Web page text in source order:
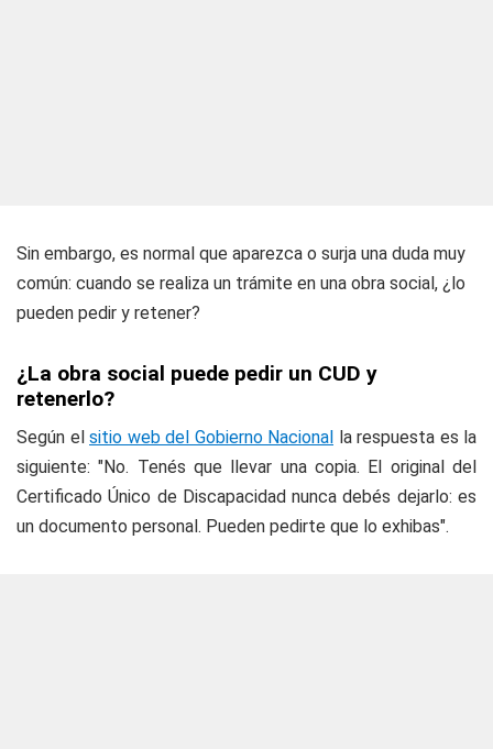
Sin embargo, es normal que aparezca o surja una duda muy
común: cuando se realiza un trámite en una obra social, ¿lo
pueden pedir y retener?
¿La obra social puede pedir un CUD y
retenerlo?
Según el sitio web del Gobierno Nacional la respuesta es la
siguiente: "No. Tenés que llevar una copia. El original del
Certificado Único de Discapacidad nunca debés dejarlo: es
un documento personal. Pueden pedirte que lo exhibas".